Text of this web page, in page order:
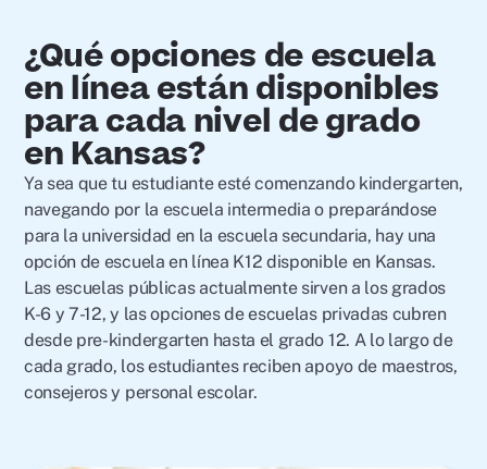
¿Qué opciones de escuela
en línea están disponibles
para cada nivel de grado
en Kansas?
Ya sea que tu estudiante esté comenzando kindergarten,
navegando por la escuela intermedia o preparándose
para la universidad en la escuela secundaria, hay una
opción de escuela en línea K12 disponible en Kansas.
Las escuelas públicas actualmente sirven a los grados
K-6 y 7-12, y las opciones de escuelas privadas cubren
desde pre-kindergarten hasta el grado 12. A lo largo de
cada grado, los estudiantes reciben apoyo de maestros,
consejeros y personal escolar.